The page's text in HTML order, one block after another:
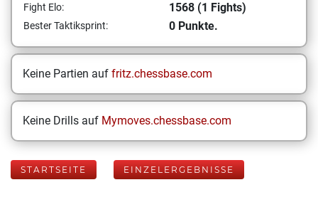
Fight Elo: 1568 (1 Fights)
Bester Taktiksprint: 0 Punkte.
Keine Partien auf fritz.chessbase.com
Keine Drills auf Mymoves.chessbase.com
STARTSEITE EINZELERGEBNISSE